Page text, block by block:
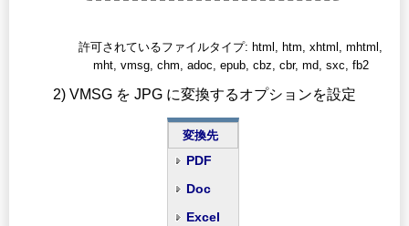
許可されているファイルタイプ: html, htm, xhtml, mhtml,
mht, vmsg, chm, adoc, epub, cbz, cbr, md, sxc, fb2
2) VMSG を JPG に変換するオプションを設定
変換先
PDF
Doc
Excel